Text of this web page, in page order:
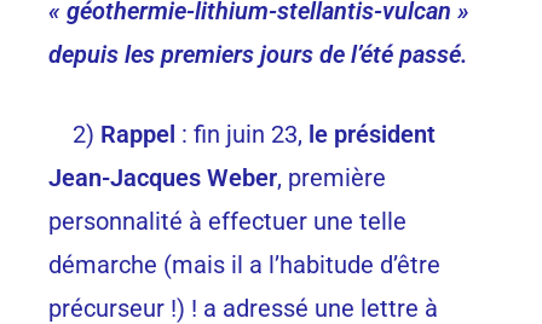
« géothermie-lithium-stellantis-vulcan »
depuis les premiers jours de l’été passé.
2) Rappel : fin juin 23, le président
Jean-Jacques Weber, première
personnalité à effectuer une telle
démarche (mais il a l’habitude d’être
précurseur !) ! a adressé une lettre à